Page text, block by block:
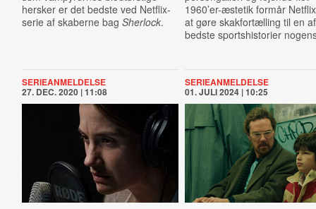
hersker er det bedste ved Netflix-
serie af skaberne bag Sherlock.
1960’er-æstetik formår
at gøre skakfortælling til en
bedste sportshistorier
SERIEANMELDELSE
27. DEC. 2020 | 11:08
SERIEANMELDELSE
01. JULI 2024 | 10:25